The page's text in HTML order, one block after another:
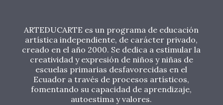
ARTEDUCARTE es un programa de educación
artística independiente, de carácter privado,
creado en el año 2000. Se dedica a estimular la
creatividad y expresión de niños y niñas de
escuelas primarias desfavorecidas en el
Ecuador a través de procesos artísticos,
fomentando su capacidad de aprendizaje,
autoestima y valores.